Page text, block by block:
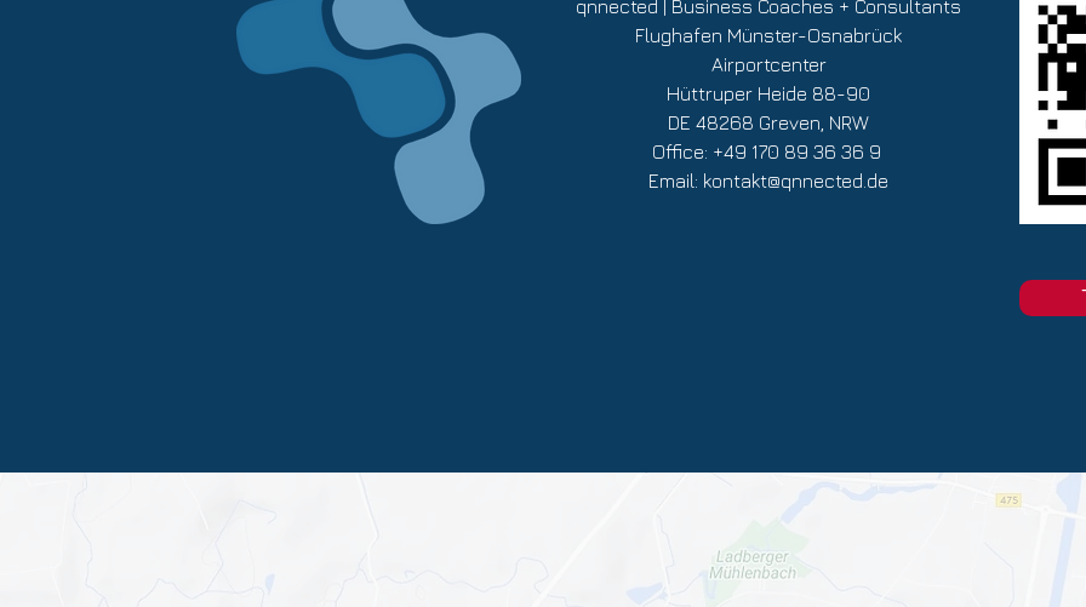
qnnected | Business Coaches + Consultants
Flughafen Münster-Osnabrück
Airportcenter
Hüttruper Heide 88-90
DE 48268 Greven, NRW
Office: +49 170 89 36 36 9
Email: kontakt@qnnected.de